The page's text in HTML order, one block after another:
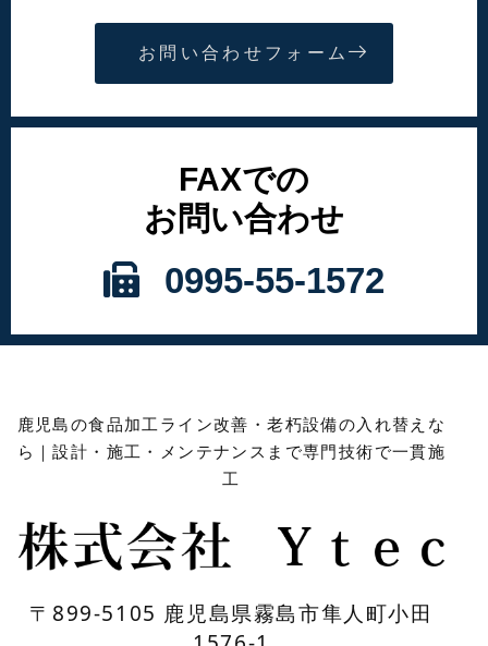
お問い合わせフォーム
FAXでの
お問い合わせ
0995-55-1572
鹿児島の食品加工ライン改善・老朽設備の入れ替えな
ら｜設計・施工・メンテナンスまで専門技術で一貫施
工
〒899-5105 鹿児島県霧島市隼人町小田